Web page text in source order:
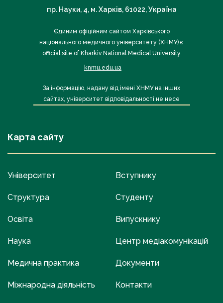
пр. Науки, 4, м. Харків, 61022, Україна
Єдиним офіційним сайтом Харківського
національного медичного університету (ХНМУ) є
official site of Kharkiv National Medical University
knmu.edu.ua
За інформацію, надану від імені ХНМУ на інших
сайтах, університет відповідальності не несе
Карта сайту
Університет
Структура
Освіта
Наука
Медична практика
Міжнародна діяльність
Вступнику
Студенту
Випускнику
Центр медіакомунікацій
Документи
Контакти